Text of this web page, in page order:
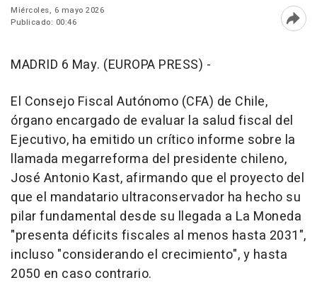
Miércoles, 6 mayo 2026
Publicado: 00:46
MADRID 6 May. (EUROPA PRESS) -
El Consejo Fiscal Autónomo (CFA) de Chile,
órgano encargado de evaluar la salud fiscal del
Ejecutivo, ha emitido un crítico informe sobre la
llamada megarreforma del presidente chileno,
José Antonio Kast, afirmando que el proyecto del
que el mandatario ultraconservador ha hecho su
pilar fundamental desde su llegada a La Moneda
"presenta déficits fiscales al menos hasta 2031",
incluso "considerando el crecimiento", y hasta
2050 en caso contrario.